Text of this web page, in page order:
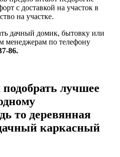
с доставкой на участок в
на участке.
дачный домик, бытовку или
менеджерам по телефону
86.
лучшее
то деревянная
каркасный